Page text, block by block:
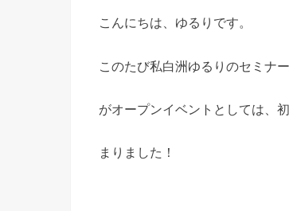
こんにちは、ゆるりです。
このたび私白洲ゆるりのセミナ
がオープンイベントとしては、
まりました！